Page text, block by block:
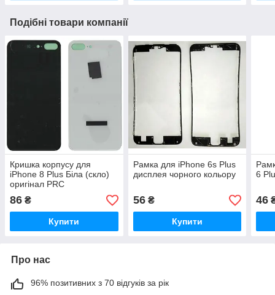
Подібні товари компанії
Кришка корпусу для
iPhone 8 Plus Біла (скло)
оригінал PRC
86 ₴
Купити
Рамка для iPhone 6s Plus
дисплея чорного кольору
56₴
Купити
6
46
Про нас
96% позитивних з 70 відгуків за рік